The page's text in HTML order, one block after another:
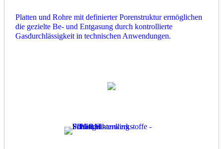
Platten und Rohre mit definierter Porenstruktur ermöglichen
die gezielte Be- und Entgasung durch kontrollierte
Gasdurchlässigkeit in technischen Anwendungen.